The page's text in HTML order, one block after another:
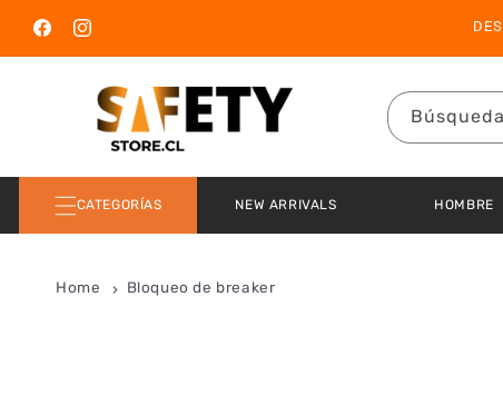
Ir directamente
al contenido
FacebookInstagram
Búsqueda
CATEGORÍAS NEW ARRIVALS HOMBRE
Home Bloqueo de breaker